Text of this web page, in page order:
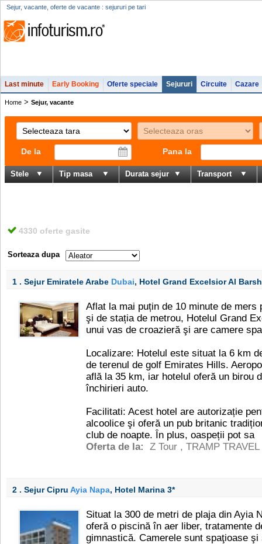
Sejur, vacante, oferte de vacante : sejururi pe tari
Last minute Early Booking Oferte speciale Sejururi Circuite Cazare
Home > Sejur, vacante
De la Pana la
Stele Tip masa Durata sejur Transport
4330 oferte gasite
Sorteaza dupa
1 . Sejur Emiratele Arabe Dubai, Hotel Grand Excelsior Al
Aflat la mai puțin de 10 minute de
şi de stația de metrou, Hotelul Grand
unui vas de croazieră şi are camere
Localizare: Hotelul este situat la 6 km
de terenul de golf Emirates Hills.
află la 35 km, iar hotelul oferă un birou
închirieri auto.
Facilitati: Acest hotel are autorizație
alcoolice şi oferă un pub britanic
club de noapte. În plus, oaspeții pot sa
Oferta de la:
Z Tour , TRAMP TRAVEL
2 . Sejur Cipru Ayia Napa, Hotel Marina 3*
Situat la 300 de metri de plaja din Ayia
oferă o piscină în aer liber, tratamente
gimnastică. Camerele sunt spaţioase